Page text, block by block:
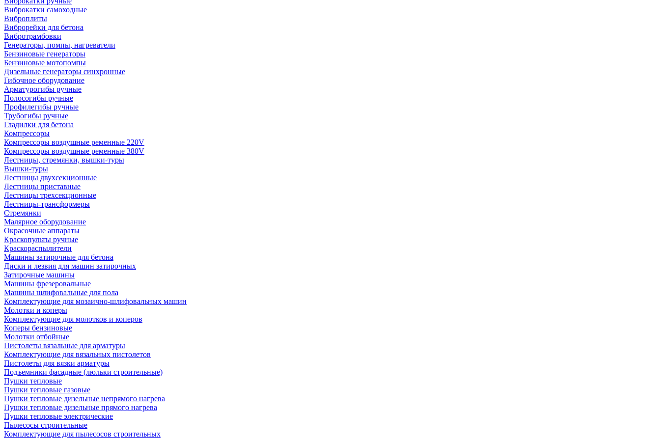
Виброкатки самоходные
Виброплиты
Виброрейки для бетона
Вибротрамбовки
Генераторы, помпы, нагреватели
Бензиновые генераторы
Бензиновые мотопомпы
Дизельные генераторы синхронные
Гибочное оборудование
Арматурогибы ручные
Полосогибы ручные
Профилегибы ручные
Трубогибы ручные
Гладилки для бетона
Компрессоры
Компрессоры воздушные ременные 220V
Компрессоры воздушные ременные 380V
Лестницы, стремянки, вышки-туры
Вышки-туры
Лестницы двухсекционные
Лестницы приставные
Лестницы трехсекционные
Лестницы-трансформеры
Стремянки
Малярное оборудование
Окрасочные аппараты
Краскопульты ручные
Краскораспылители
Машины затирочные для бетона
Диски и лезвия для машин затирочных
Затирочные машины
Машины фрезеровальные
Машины шлифовальные для пола
Комплектующие для мозаично-шлифовальных машин
Молотки и коперы
Комплектующие для молотков и коперов
Коперы бензиновые
Молотки отбойные
Пистолеты вязальные для арматуры
Комплектующие для вязальных пистолетов
Пистолеты для вязки арматуры
Подъемники фасадные (люльки строительные)
Пушки тепловые
Пушки тепловые газовые
Пушки тепловые дизельные непрямого нагрева
Пушки тепловые дизельные прямого нагрева
Пушки тепловые электрические
Пылесосы строительные
Комплектующие для пылесосов строительных